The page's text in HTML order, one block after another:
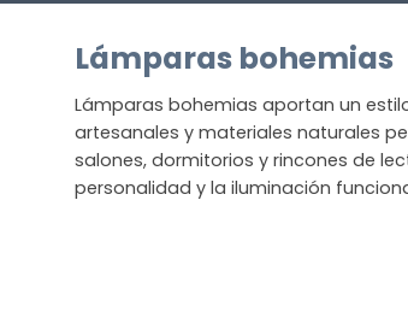
Lámparas bohemias
Lámparas bohemias aportan un
artesanales y materiales naturales
salones, dormitorios y rincones de
personalidad y la iluminación